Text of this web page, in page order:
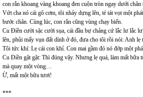
con rắn khoang vàng khoang đen cuộn tròn ngay dưới
Vứt cha nó cái gô cơm, tôi nhảy dựng lên, té tát vọt một
bước chân. Cùng lúc, con rắn cũng vùng chạy biến.
Cu Điền cười sặc cười sụa, cái đầu bự chảng cứ lắc lư lắc
lên, phủi mấy vụn đất dính ở đó, đưa cho tôi rồi nói: Anh lẹ
Tôi tức khí: Lẹ cái con khỉ. Con mai gầm đó nó đớp một
Cu Điền gật gật: Thì đúng vậy. Nhưng lẹ quá, làm mất bữa
mà quay một vòng…
Ừ, mất một bữa tươi!
***